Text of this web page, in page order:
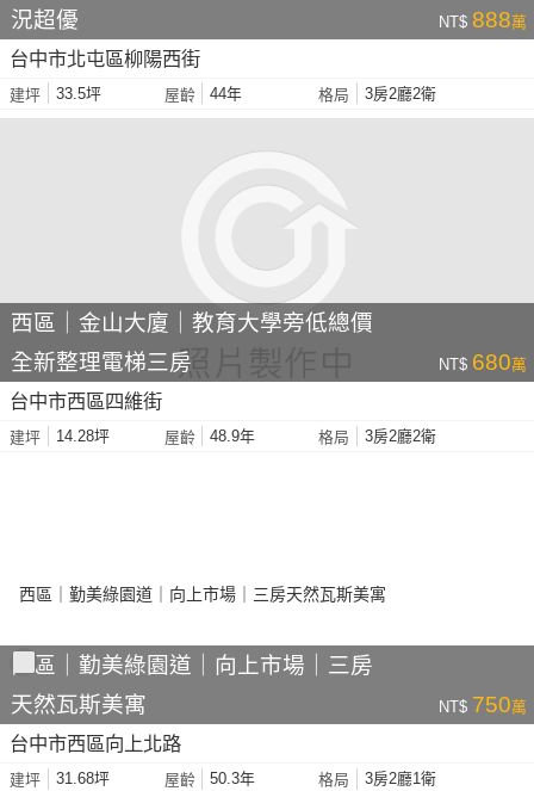
況超優
NT$ 888萬
台中市北屯區柳陽西街
建坪 33.5坪 屋齡 44年 格局 3房2廳2衛
西區｜金山大廈｜教育大學旁低總價
全新整理電梯三房
NT$ 680萬
台中市西區四維街
建坪 14.28坪 屋齡 48.9年 格局 3房2廳2衛
西區｜勤美綠園道｜向上市場｜三房
天然瓦斯美寓
NT$ 750萬
台中市西區向上北路
建坪 31.68坪 屋齡 50.3年 格局 3房2廳1衛